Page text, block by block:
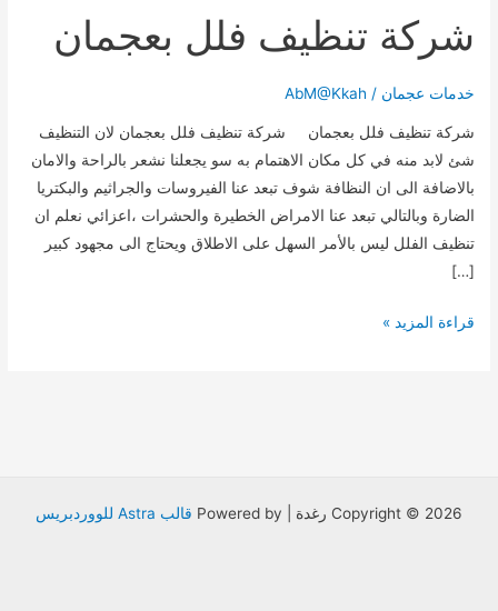
شركة تنظيف فلل بعجمان
خدمات عجمان /
AbM@Kkah
شركة تنظيف فلل بعجمان شركة تنظيف فلل بعجمان لان التنظيف
شئ لابد منه في كل مكان الاهتمام به سو يجعلنا نشعر بالراحة والامان
بالاضافة الى ان النظافة شوف تبعد عنا الفيروسات والجراثيم والبكتريا
الضارة وبالتالي تبعد عنا الامراض الخطيرة والحشرات ،اعزائي نعلم ان
تنظيف الفلل ليس بالأمر السهل على الاطلاق ويحتاج الى مجهود كبير
[…]
شركة
قراءة المزيد »
Copyright © 2026 رغدة | Powered by قالب Astra للووردبريس